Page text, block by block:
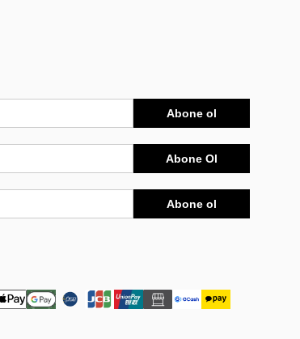
Abone ol
Abone Ol
Abone ol